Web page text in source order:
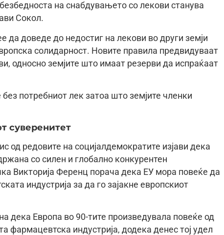
на снабдувањето со лекови станува
Сокол.
да доведе до недостиг на лекови во други земји
солидарност. Новите правила предвидуваат
односно земјите што имаат резерви да испраќаат
потребниот лек затоа што земјите членки
суверенитет
од редовите на социјалдемократите изјави дека
со силен и глобално конкурентен
Викторија Ференц порача дека ЕУ мора повеќе да
индустрија за да го зајакне европскиот
дека Европа во 90-тите произведувала повеќе од
фармацевтска индустрија, додека денес тој удел